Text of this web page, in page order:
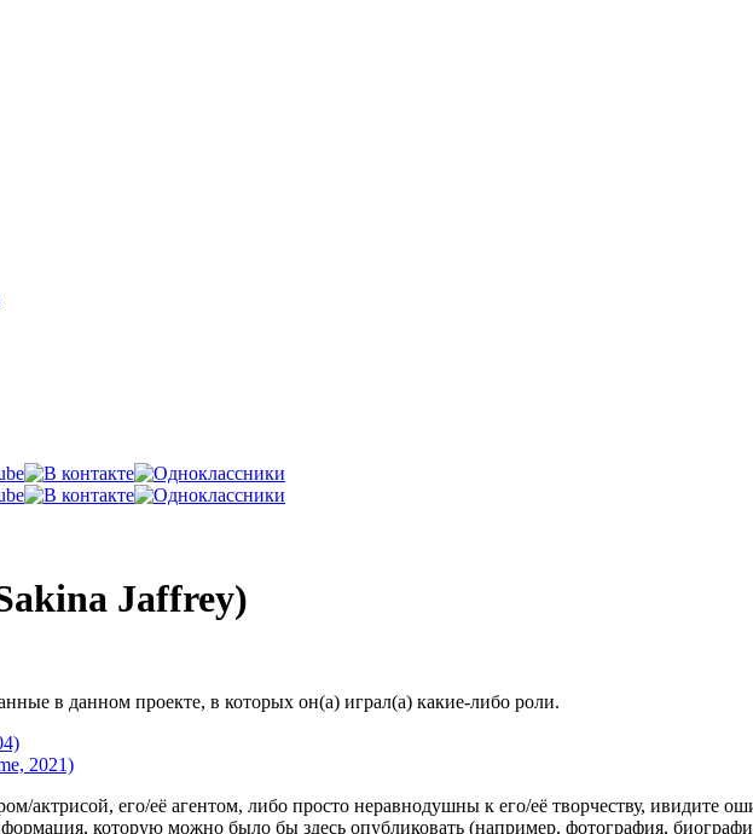
Jaffrey)
в данном проекте, в которых он(а) играл(а) какие-либо роли.
2021)
актрисой, его/её агентом, либо просто неравнодушны к его/её творчеству, ивидите
которую можно было бы здесь опубликовать (например, фотография,